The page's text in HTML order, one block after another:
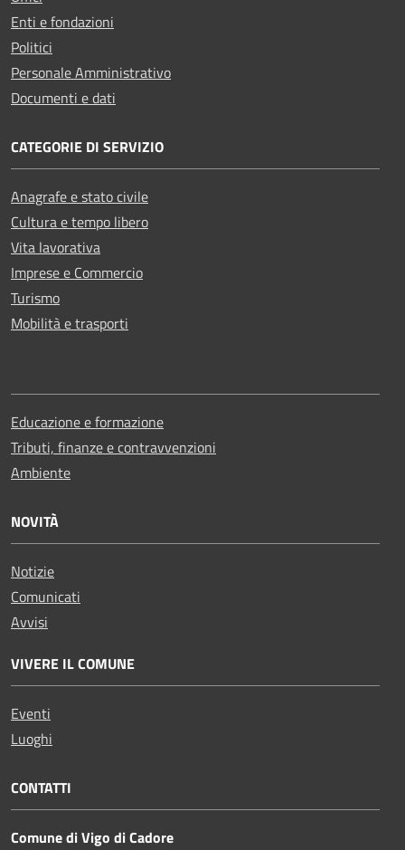
Enti e fondazioni
Politici
Personale Amministrativo
Documenti e dati
CATEGORIE DI SERVIZIO
Anagrafe e stato civile
Cultura e tempo libero
Vita lavorativa
Imprese e Commercio
Turismo
Mobilità e trasporti
Educazione e formazione
Tributi, finanze e contravvenzioni
Ambiente
NOVITÀ
Notizie
Comunicati
Avvisi
VIVERE IL COMUNE
Eventi
Luoghi
CONTATTI
Comune di Vigo di Cadore